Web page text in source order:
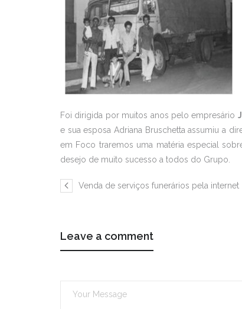
Foi dirigida por muitos anos pelo empresário
e sua esposa Adriana Bruschetta assumiu a
em Foco traremos uma matéria especial
desejo de muito sucesso a todos do Grupo.
Venda de serviços funerários pela internet
Leave a comment